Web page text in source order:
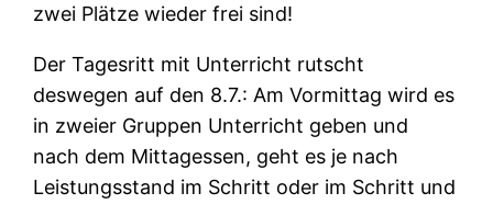
zwei Plätze wieder frei sind!
Der Tagesritt mit Unterricht rutscht
deswegen auf den 8.7.: Am Vormittag wird es
in zweier Gruppen Unterricht geben und
nach dem Mittagessen, geht es je nach
Leistungsstand im Schritt oder im Schritt und